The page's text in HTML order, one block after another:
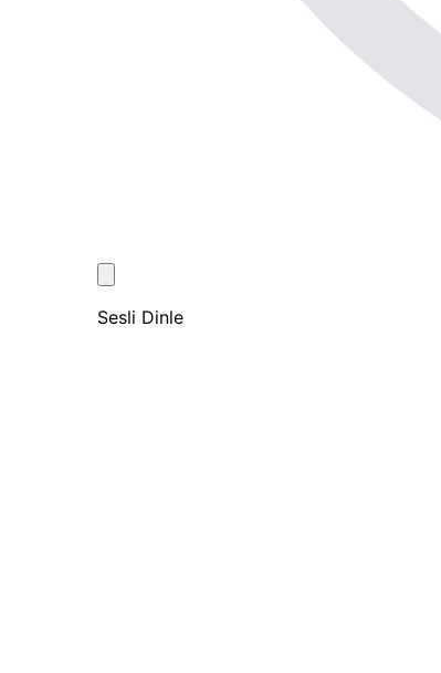
Sesli Dinle